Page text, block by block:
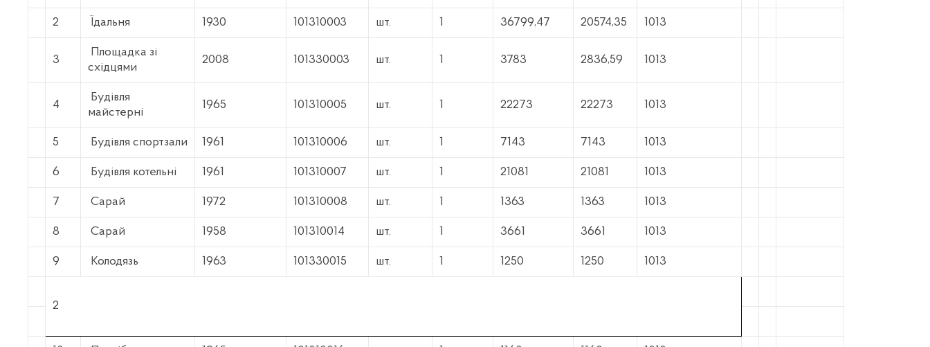
2 Їдальня 1930 101310003 шт. 1 36799,47 20574,35 1013
3
Площадка зі
східцями
2008 101330003 шт. 1 3783 2836,59 1013
4
Будівля
майстерні
1965 101310005 шт. 1 22273 22273 1013
5 Будівля спортзали 1961 101310006 шт. 1 7143 7143 1013
6 Будівля котельні 1961 101310007 шт. 1 21081 21081 1013
7 Сарай 1972 101310008 шт. 1 1363 1363 1013
8 Сарай 1958 101310014 шт. 1 3661 3661 1013
9 Колодязь 1963 101330015 шт. 1 1250 1250 1013
2